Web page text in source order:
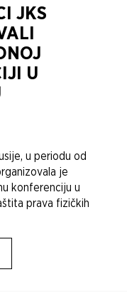
JKS
U
u periodu od
je
konferenciju u
prava fizičkih